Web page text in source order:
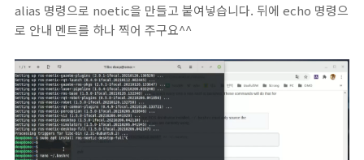
alias 명령으로 noetic을 만들고 붙여넣습니다. 뒤에 echo 명령으
로 안내 멘트를 하나 찍어 주구요^^